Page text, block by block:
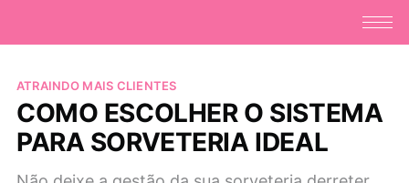
ATRAINDO MAIS CLIENTES
COMO ESCOLHER O SISTEMA
PARA SORVETERIA IDEAL